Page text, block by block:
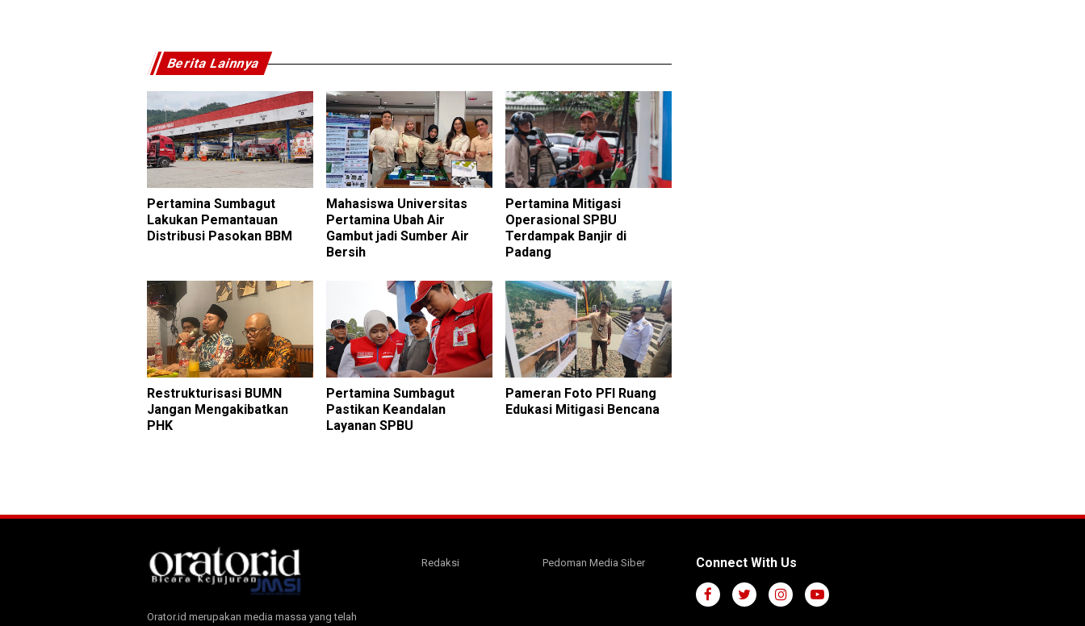
Berita Lainnya
Pertamina Sumbagut
Lakukan Pemantauan
Distribusi Pasokan BBM
Mahasiswa Universitas
Pertamina Ubah Air
Gambut jadi Sumber Air
Bersih
Pertamina Mitigasi
Operasional SPBU
Terdampak Banjir di
Padang
Restrukturisasi BUMN
Jangan Mengakibatkan
PHK
Pertamina Sumbagut
Pastikan Keandalan
Layanan SPBU
Pameran Foto PFI Ruang
Edukasi Mitigasi Bencana
Orator.id merupakan media massa yang telah
Redaksi Pedoman Media Siber Connect With Us